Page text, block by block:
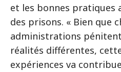
et les bonnes pratiques
des prisons. « Bien que
administrations
réalités différentes,
expériences va